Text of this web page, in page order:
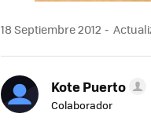
18 Septiembre 2012
Kote Puerto
Colaborador